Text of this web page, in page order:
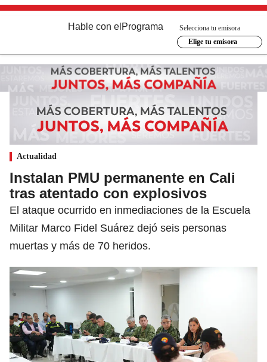
Hable con el Programa
Selecciona tu emisora
Elige tu emisora
Actualidad
Instalan PMU permanente en Cali
tras atentado con explosivos
El ataque ocurrido en inmediaciones de la Escuela
Militar Marco Fidel Suárez dejó seis personas
muertas y más de 70 heridos.